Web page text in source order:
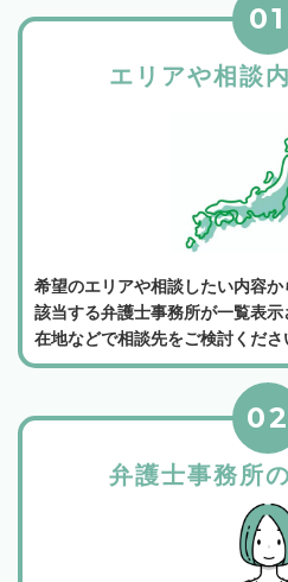
エリアや相談
01
希望のエリアや相談したい内容か
該当する弁護士事務所が一覧表
在地などで相談先をご検討くださ
弁護士事務所
02